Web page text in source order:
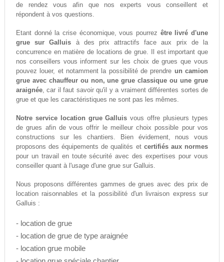
de rendez vous afin que nos experts vous conseillent et
répondent à vos questions.
Etant donné la crise économique, vous pourrez être livré d'une
grue sur Galluis à des prix attractifs face aux prix de la
concurrence en matière de locations de grue. Il est important que
nos conseillers vous informent sur les choix de grues que vous
pouvez louer, et notamment la possibilité de prendre un camion
grue avec chauffeur ou non, une grue classique ou une grue
araignée, car il faut savoir qu'il y a vraiment différentes sortes de
grue et que les caractéristiques ne sont pas les mêmes.
Notre service location grue Galluis vous offre plusieurs types
de grues afin de vous offrir le meilleur choix possible pour vos
constructions sur les chantiers. Bien évidement, nous vous
proposons des équipements de qualités et certifiés aux normes
pour un travail en toute sécurité avec des expertises pour vous
conseiller quant à l'usage d'une grue sur Galluis.
Nous proposons différentes gammes de grues avec des prix de
location raisonnables et la possibilité d'un livraison express sur
Galluis :
- location de grue
- location de grue de type araignée
- location grue mobile